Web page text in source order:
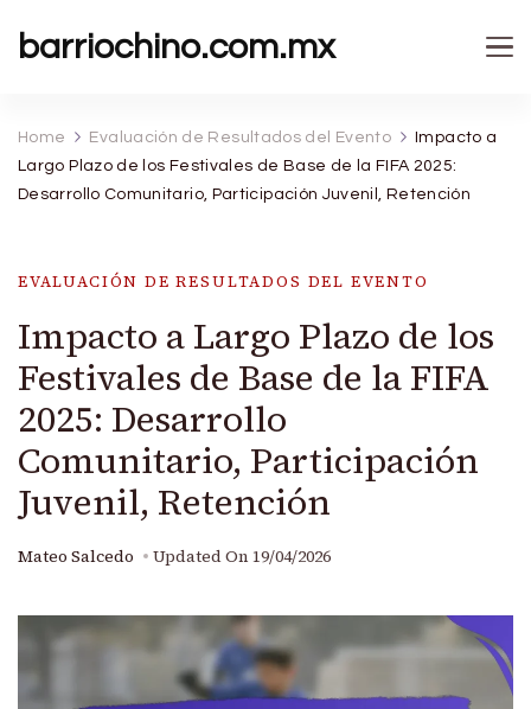
barriochino.com.mx
Home Evaluación de Resultados del Evento
Impacto a
Largo Plazo de los Festivales de Base de la FIFA 2025:
Desarrollo Comunitario, Participación Juvenil, Retención
EVALUACIÓN DE RESULTADOS DEL EVENTO
Impacto a Largo Plazo de los
Festivales de Base de la FIFA
2025: Desarrollo
Comunitario, Participación
Juvenil, Retención
Mateo Salcedo Updated On 19/04/2026